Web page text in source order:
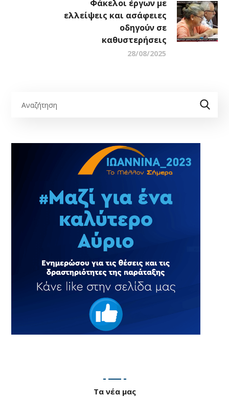
Φάκελοι έργων με
ελλείψεις και ασάφειες
οδηγούν σε
καθυστερήσεις
28/08/2025
Τα νέα μας